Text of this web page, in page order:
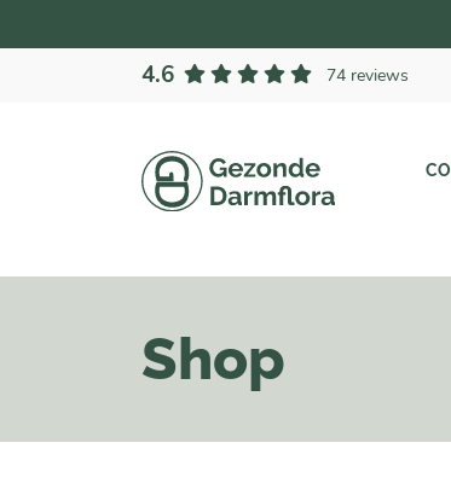
4.6 74 reviews
Shop